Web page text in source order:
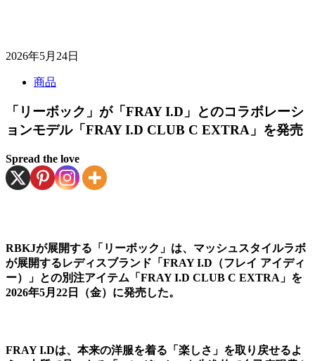
2026年5月24日
商品
「リーボック」が「FRAY I.D」とのコラボレーシ
ョンモデル「FRAY I.D CLUB C EXTRA」を発売
Spread the love
RBKJが展開する「リーボック」は、マッシュスタイルラボ
が展開するレディスブランド「FRAY I.D（フレイ アイディ
ー）」との別注アイテム「FRAY I.D CLUB C EXTRA」を
2026年5月22日（金）に発売した。
FRAY I.Dは、本来の洋服を着る「楽しさ」を取り戻せるよ